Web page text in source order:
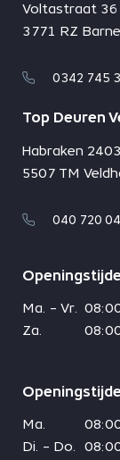
Voltastraat 36
3771 RZ
0342 745
Top Deuren
Habraken 2403
5507 TM
040 720
Ma. - Vr.
Za.
Ma.
Di. - Do.